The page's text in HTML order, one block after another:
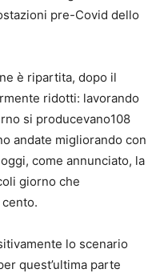
pre-Covid dello
è ripartita, dopo il
ridotti: lavorando
si producevano108
andate migliorando con
come annunciato, la
giorno che
lo scenario
quest’ultima parte